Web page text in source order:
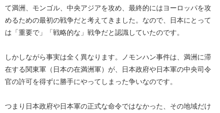
て満洲、モンゴル、中央アジアを攻め、最終的にはヨーロッパを攻
めるための最初の戦争だと考えてきました。なので、日本にとって
は「重要で」「戦略的な」戦争だと認識していたのです。
しかしながら事実は全く異なります。ノモンハン事件は、満洲に滞
在する関東軍（日本の在満洲軍）が、日本政府や日本軍の中央司令
官の許可を得ずに勝手にやってしまった争いなのです。
つまり日本政府や日本軍の正式な命令ではなかった、その地域だけ